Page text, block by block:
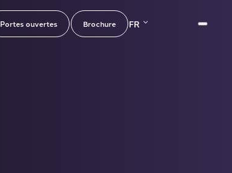
Portes ouvertes Brochure FR